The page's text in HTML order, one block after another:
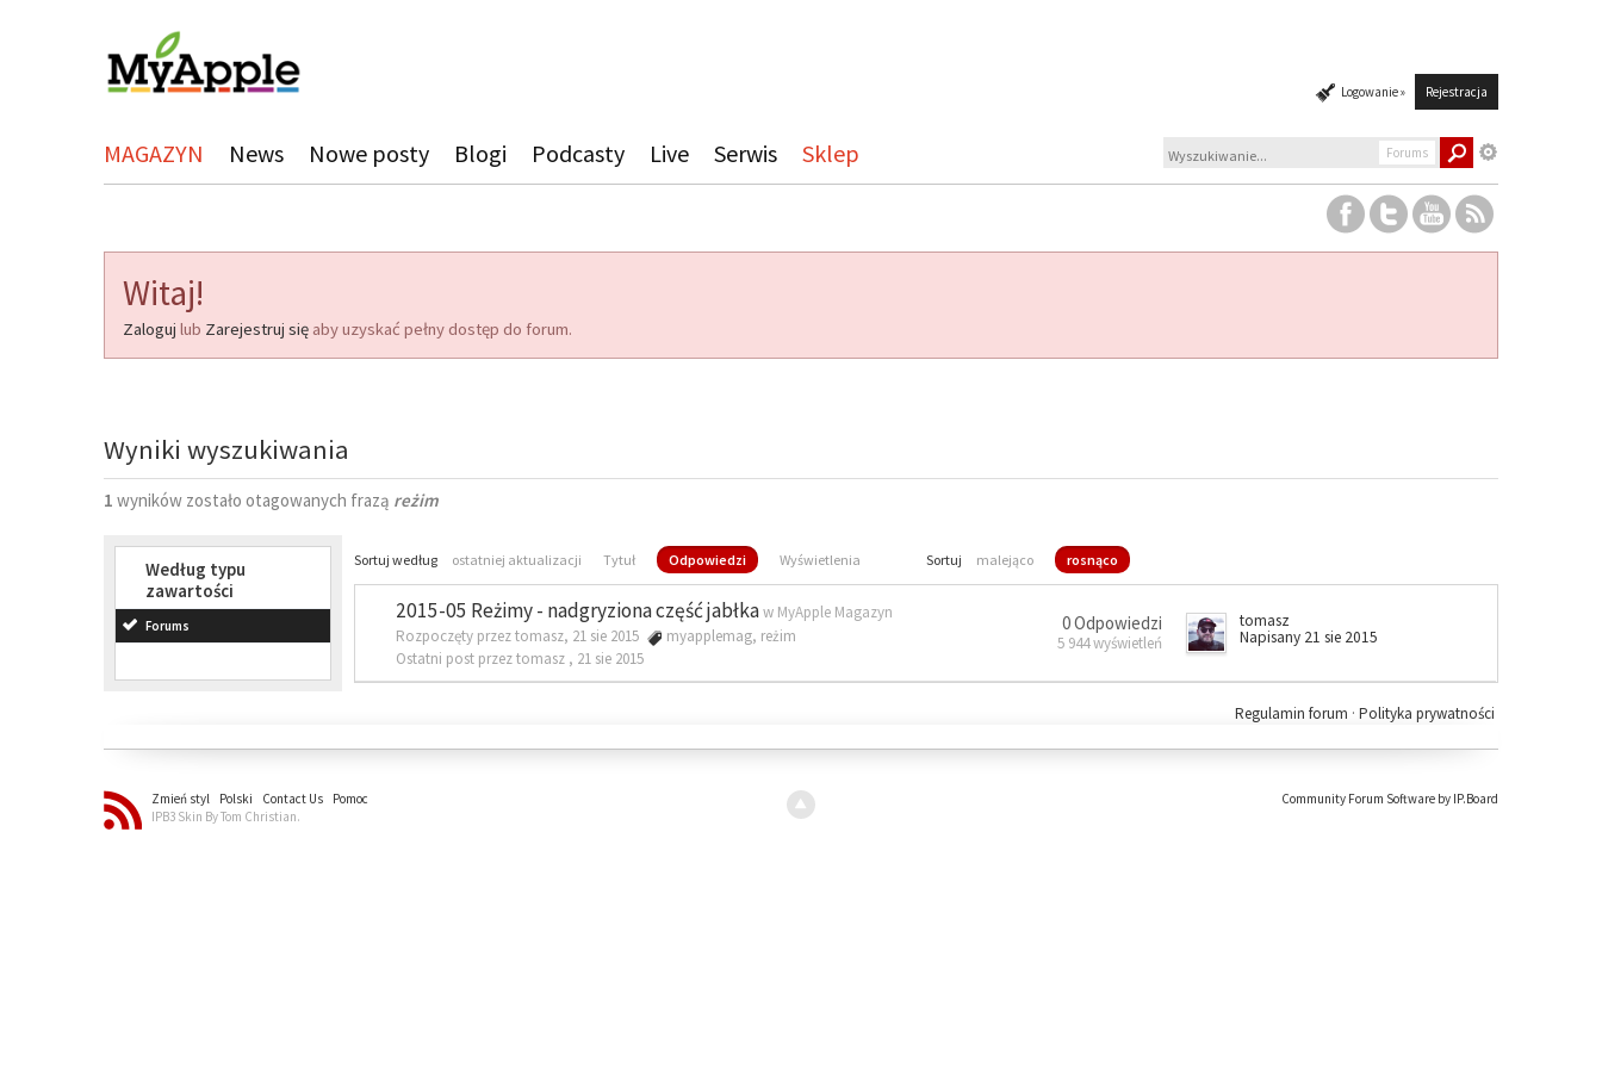
Logowanie » Rejestracja
MAGAZYN News Nowe posty Blogi Podcasty Live Serwis Sklep Forums
Witaj!
Zaloguj lub Zarejestruj się aby uzyskać pełny dostęp do forum.
Wyniki wyszukiwania
1 wyników zostało otagowanych frazą reżim
Według typu
zawartości
Forums
Sortuj według ostatniej aktualizacji Tytuł Odpowiedzi Wyświetlenia Sortuj malejąco rosnąco
2015-05 Reżimy - nadgryziona część jabłkaw MyApple Magazyn
Rozpoczęty przez tomasz, 21 sie 2015
myapplemag, reżim
Ostatni post przez tomasz , 21 sie 2015
0 Odpowiedzi
5 944 wyświetleń
tomasz
Napisany 21 sie 2015
Polityka prywatności
Regulamin forum ·
Zmień styl Polski Contact Us
Pomoc
IPB3 Skin By Tom Christian.
Community Forum Software by IP.Board